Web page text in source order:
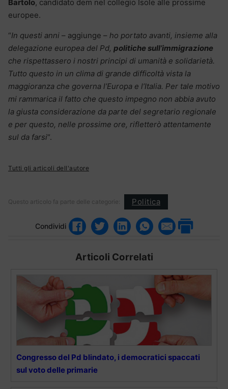
Bartolo, candidato dem nel collegio Isole alle prossime
europee.
“In questi anni – aggiunge – ho portato avanti, insieme alla
delegazione europea del Pd, politiche sull’immigrazione
che rispettassero i nostri principi di umanità e solidarietà.
Tutto questo in un clima di grande difficoltà vista la
maggioranza che governa l’Europa e l’Italia. Per tale motivo
mi rammarica il fatto che questo impegno non abbia avuto
la giusta considerazione da parte del segretario regionale
e per questo, nelle prossime ore, rifletterò attentamente
sul da farsi“.
Tutti gli articoli dell'autore
Questo articolo fa parte delle categorie: Politica
Condividi
Articoli Correlati
Congresso del Pd blindato, i democratici spaccati
sul voto delle primarie